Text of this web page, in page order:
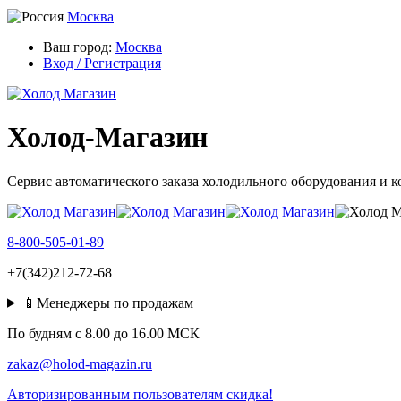
Москва
Ваш город: Москва
Вход / Регистрация
Холод-Магазин
Сервис автоматического заказа холодильного оборудования и
8-800-505-01-89
+7(342)212-72-68
📱Менеджеры по продажам
По будням c 8.00 до 16.00 МСК
zakaz@holod-magazin.ru
Авторизированным пользователям скидка!